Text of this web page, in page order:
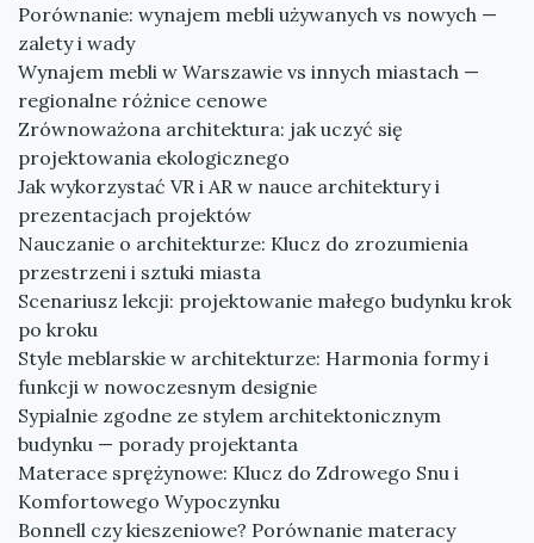
Porównanie: wynajem mebli używanych vs nowych —
zalety i wady
Wynajem mebli w Warszawie vs innych miastach —
regionalne różnice cenowe
Zrównoważona architektura: jak uczyć się
projektowania ekologicznego
Jak wykorzystać VR i AR w nauce architektury i
prezentacjach projektów
Nauczanie o architekturze: Klucz do zrozumienia
przestrzeni i sztuki miasta
Scenariusz lekcji: projektowanie małego budynku krok
po kroku
Style meblarskie w architekturze: Harmonia formy i
funkcji w nowoczesnym designie
Sypialnie zgodne ze stylem architektonicznym
budynku — porady projektanta
Materace sprężynowe: Klucz do Zdrowego Snu i
Komfortowego Wypoczynku
Bonnell czy kieszeniowe? Porównanie materacy